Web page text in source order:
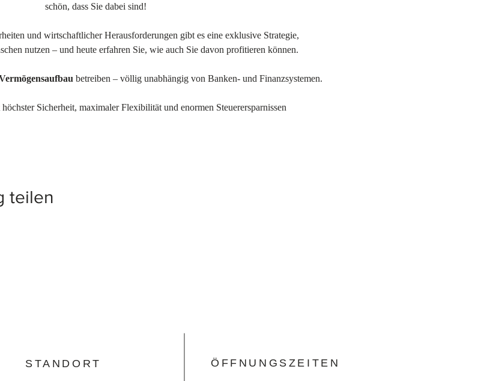
schön, dass Sie dabei sind!
und wirtschaftlicher Herausforderungen gibt es eine exklusive Strategie,
nutzen – und heute erfahren Sie, wie auch Sie davon profitieren können.
betreiben – völlig unabhängig von Banken- und Finanzsystemen.
Sicherheit, maximaler Flexibilität und enormen Steuerersparnissen
teilen
STANDORT ÖFFNUNGSZEITEN